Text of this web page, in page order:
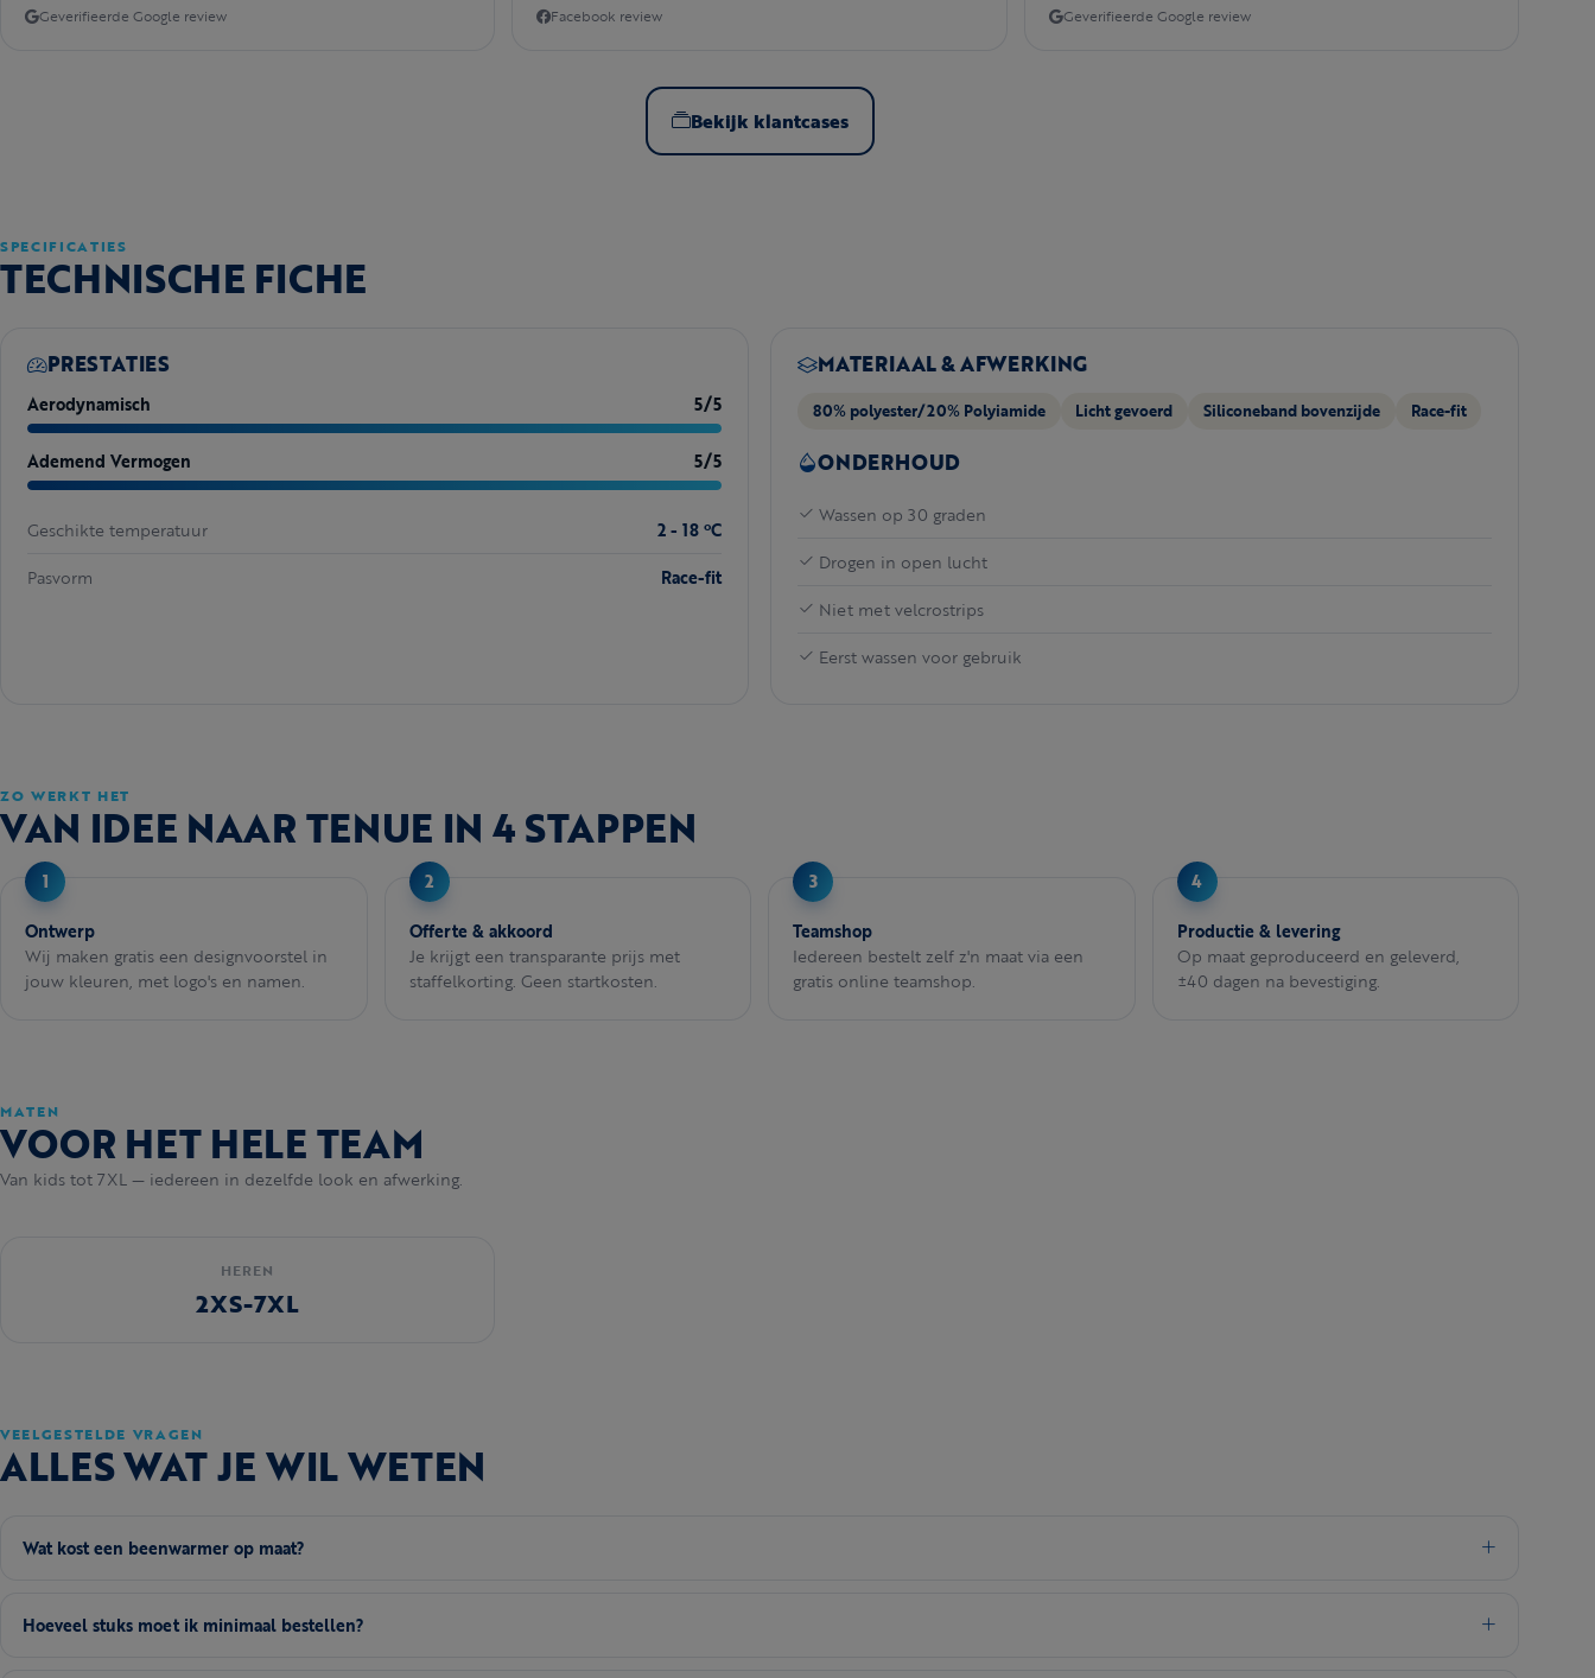
Geverifieerde Google review
Facebook review
Geverifieerde Google review
Bekijk klantcases
SPECIFICATIES
TECHNISCHE FICHE
PRESTATIES
Aerodynamisch 5/5
Ademend Vermogen 5/5
Geschikte temperatuur
2 - 18 ºC
Pasvorm
Race-fit
MATERIAAL & AFWERKING
80% polyester/20% Polyiamide Licht gevoerd Siliconeband bovenzijde Race-fit
ONDERHOUD
Wassen op 30 graden
Drogen in open lucht
Niet met velcrostrips
Eerst wassen voor gebruik
ZO WERKT HET
VAN IDEE NAAR TENUE IN 4 STAPPEN
Ontwerp
Wij maken gratis een designvoorstel in
jouw kleuren, met logo's en namen.
Offerte & akkoord
Je krijgt een transparante prijs met
staffelkorting. Geen startkosten.
Teamshop
Iedereen bestelt zelf z'n maat via een
gratis online teamshop.
Productie & levering
Op maat geproduceerd en geleverd,
±40 dagen na bevestiging.
MATEN
VOOR HET HELE TEAM
Van kids tot 7XL — iedereen in dezelfde look en afwerking.
HEREN
2XS-7XL
VEELGESTELDE VRAGEN
ALLES WAT JE WIL WETEN
Wat kost een beenwarmer op maat?
Hoeveel stuks moet ik minimaal bestellen?